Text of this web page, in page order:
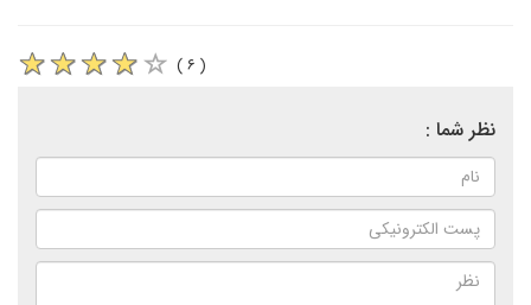
( ۶ )
نظر شما :